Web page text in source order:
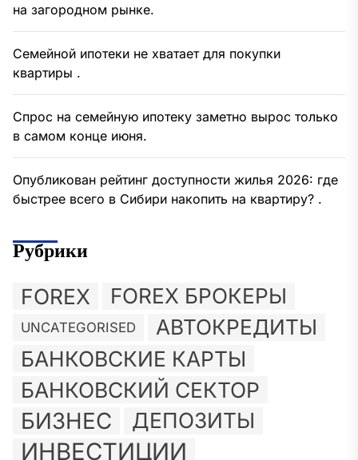
на загородном рынке.
Семейной ипотеки не хватает для покупки
квартиры .
Спрос на семейную ипотеку заметно вырос только
в самом конце июня.
Опубликован рейтинг доступности жилья 2026: где
быстрее всего в Сибири накопить на квартиру? .
Рубрики
FOREX FOREX БРОКЕРЫ
UNCATEGORISED АВТОКРЕДИТЫ
БАНКОВСКИЕ КАРТЫ
БАНКОВСКИЙ СЕКТОР
БИЗНЕС ДЕПОЗИТЫ
ИНВЕСТИЦИИ